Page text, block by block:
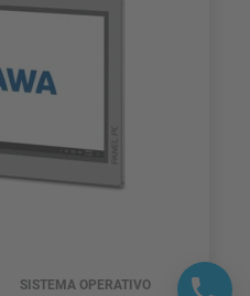
SISTEMA OPERATIVO